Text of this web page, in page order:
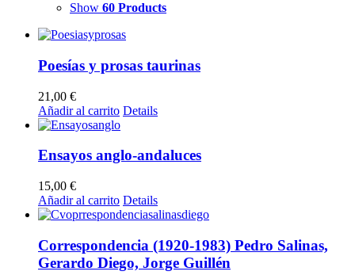
Show 60 Products
Poesías y prosas taurinas
21,00 €
Añadir al carrito Details
Ensayos anglo-andaluces
15,00 €
Añadir al carrito Details
Correspondencia (1920-1983) Pedro Salinas,
Gerardo Diego, Jorge Guillén